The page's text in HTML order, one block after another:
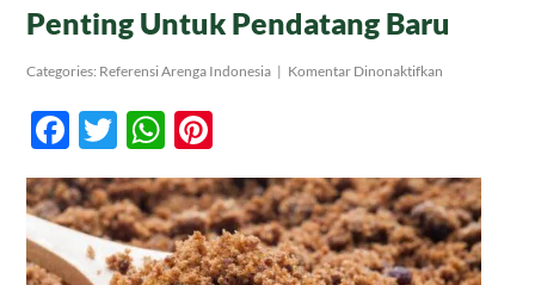
Tentang Kami
Produk
Kontak
Penting Untuk Pendatang Baru
Categories: Referensi Arenga Indonesia | Komentar Dinonaktifkan
Penting
Untuk
Pendatang
Baru
Facebook
TwitterWhatsApp